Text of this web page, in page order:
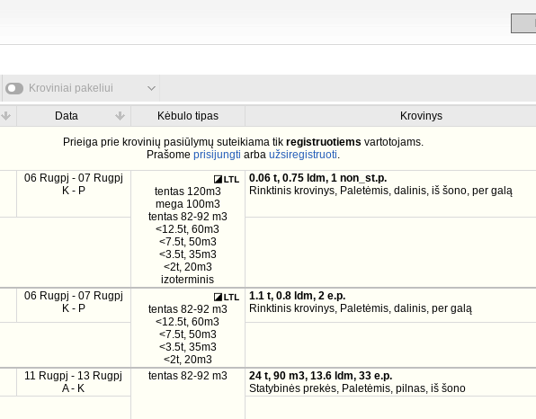
Kroviniai pakeliui
Data Kėbulo tipas Krovinys
Prieiga prie krovinių pasiūlymų suteikiama tikregistruotiems vartotojams.
Prašomeprisijungti arbaužsiregistruoti.
06 Rugpj - 07 Rugpj
K - P
tentas 120m3
mega 100m3
tentas 82-92 m3
<12.5t, 60m3
<7.5t, 50m3
<3.5t, 35m3
<2t, 20m3
izoterminis
0.06 t, 0.75 ldm, 1 non_st.p.
Rinktinis krovinys, Paletėmis, dalinis, iš šono, per galą
06 Rugpj - 07 Rugpj
K - P
tentas 82-92 m3
<12.5t, 60m3
<7.5t, 50m3
<3.5t, 35m3
<2t, 20m3
1.1 t, 0.8 ldm, 2 e.p.
Rinktinis krovinys, Paletėmis, dalinis, per galą
11 Rugpj - 13 Rugpj
A - K
tentas 82-92 m3
24 t, 90 m3, 13.6 ldm, 33 e.p.
Statybinės prekės, Paletėmis, pilnas, iš šono